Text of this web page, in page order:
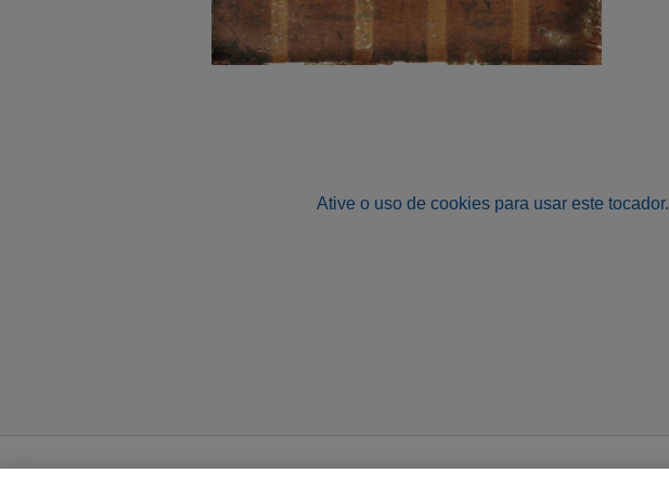
Ative o uso de cookies para usar este tocador.